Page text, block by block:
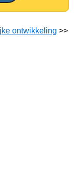
ontwikkeling >>